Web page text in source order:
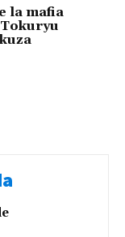
la mafia